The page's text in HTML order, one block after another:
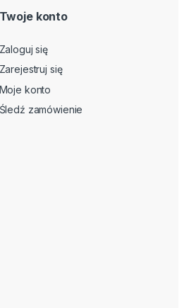
Twoje konto
Zaloguj się
Zarejestruj się
Moje konto
Śledź zamówienie